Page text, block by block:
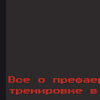
Все о
тренировке